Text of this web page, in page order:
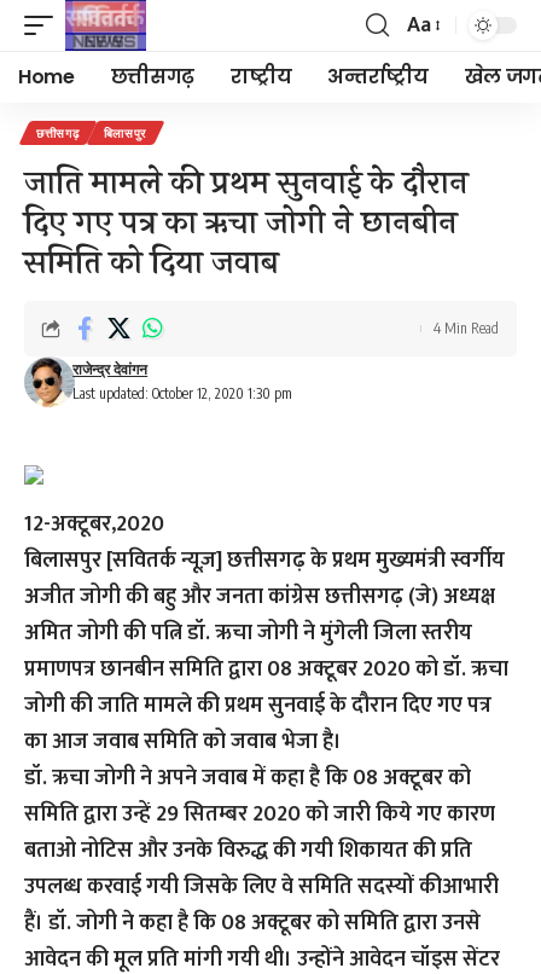
Font
Resizer
Aa
Home छत्तीसगढ़ राष्ट्रीय अन्तर्राष्ट्रीय खेल
छत्तीसगढ़ बिलासपुर
जाति मामले की प्रथम सुनवाई के दौरान
दिए गए पत्र का ऋचा जोगी ने छानबीन
समिति को दिया जवाब
Last updated: October 12, 2020 1:30 pm
राजेन्द्र देवांगन
4 Min Read
12-अक्टूबर,2020
बिलासपुर [सवितर्क न्यूज़]छत्तीसगढ़ के प्रथम मुख्यमंत्री स्वर्गीय
अजीत जोगी की बहु और जनता कांग्रेस छत्तीसगढ़ (जे) अध्यक्ष
अमित जोगी की पत्नि डॉ. ऋचा जोगी ने मुंगेली जिला स्तरीय
प्रमाणपत्र छानबीन समिति द्वारा 08 अक्टूबर 2020 को डॉ. ऋचा
जोगी की जाति मामले की प्रथम सुनवाई के दौरान दिए गए पत्र
का आज जवाब समिति को जवाब भेजा है।
डॉ. ऋचा जोगी ने अपने जवाब में कहा है कि 08 अक्टूबर को
समिति द्वारा उन्हें 29 सितम्बर 2020 को जारी किये गए कारण
बताओ नोटिस और उनके विरुद्ध की गयी शिकायत की प्रति
उपलब्ध करवाई गयी जिसके लिए वे समिति सदस्यों कीआभारी
हैं। डॉ. जोगी ने कहा है कि 08 अक्टूबर को समिति द्वारा उनसे
आवेदन की मूल प्रति मांगी गयी थी। उन्होंने आवेदन चॉइस सेंटर